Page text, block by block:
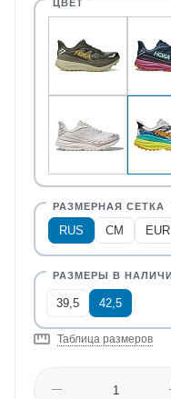
RUS CM EUR
39,5 42,5
Таблица размеров